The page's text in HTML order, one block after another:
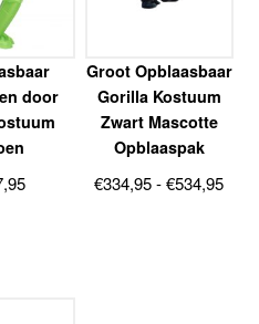
door
Groot Opblaasbaar
Gorilla Kostuum
Zwart Mascotte
Opblaaspak
€334,95 - €534,95